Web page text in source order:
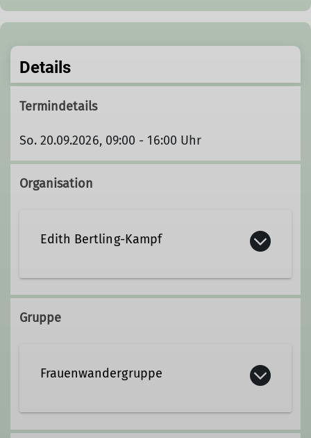
Details
Termindetails
So. 20.09.2026, 09:00 - 16:00 Uhr
Organisation
Edith Bertling-Kampf
Gruppe
Frauenwandergruppe
Die Frauenwandergruppe wandert